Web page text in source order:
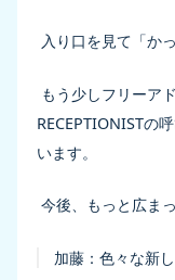
入り口を見て「か
もう少しフリーア
RECEPTIONISTの
います。
今後、もっと広ま
加藤：色々な新